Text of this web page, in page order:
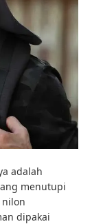
adalah
menutupi
nilon
dipakai